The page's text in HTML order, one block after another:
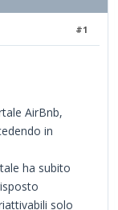
#1
AirBnb,
in
ha subito
solo